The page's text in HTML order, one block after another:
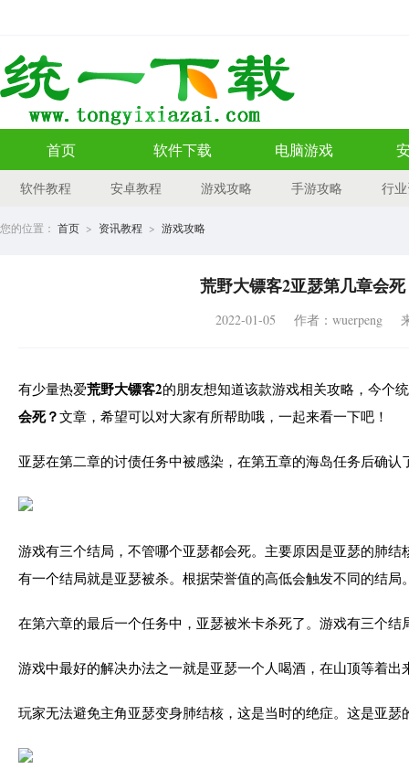
首页 软件下载 电脑游戏
软件教程 安卓教程 游戏攻略 手游攻略 行
您的位置： 首页 > 资讯教程 > 游戏攻略
荒野大镖客2亚瑟第几章会
2022-01-05 作者：wuerpeng
有少量热爱荒野大镖客2的朋友想知道该款游戏相关攻略，今个
会死？文章，希望可以对大家有所帮助哦，一起来看一下吧！
亚瑟在第二章的讨债任务中被感染，在第五章的海岛任务后确
游戏有三个结局，不管哪个亚瑟都会死。主要原因是亚瑟的肺
有一个结局就是亚瑟被杀。根据荣誉值的高低会触发不同的结局
在第六章的最后一个任务中，亚瑟被米卡杀死了。游戏有三个结
游戏中最好的解决办法之一就是亚瑟一个人喝酒，在山顶等着
玩家无法避免主角亚瑟变身肺结核，这是当时的绝症。这是亚